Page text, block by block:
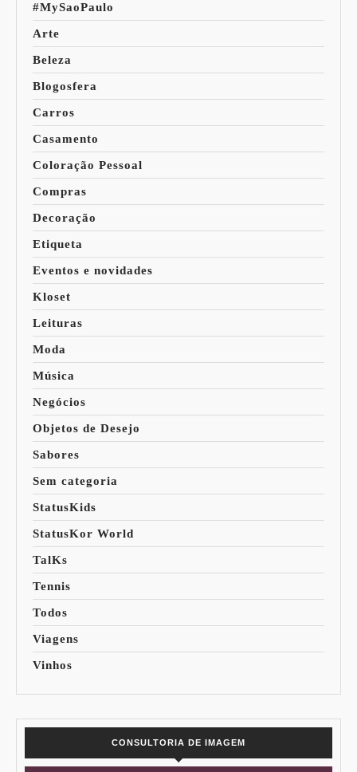
#MySaoPaulo
Arte
Beleza
Blogosfera
Carros
Casamento
Coloração Pessoal
Compras
Decoração
Etiqueta
Eventos e novidades
Kloset
Leituras
Moda
Música
Negócios
Objetos de Desejo
Sabores
Sem categoria
StatusKids
StatusKor World
TalKs
Tennis
Todos
Viagens
Vinhos
CONSULTORIA DE IMAGEM